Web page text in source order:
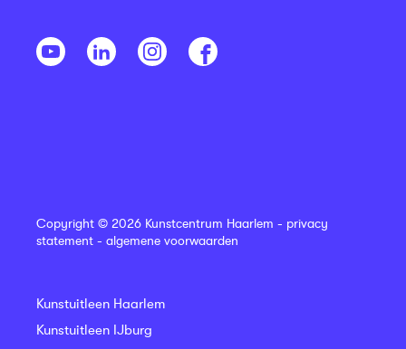
Copyright © 2026 Kunstcentrum Haarlem - privacy
statement - algemene voorwaarden
Kunstuitleen Haarlem
Kunstuitleen IJburg